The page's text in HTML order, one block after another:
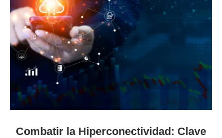
Combatir la Hiperconectividad: Clave